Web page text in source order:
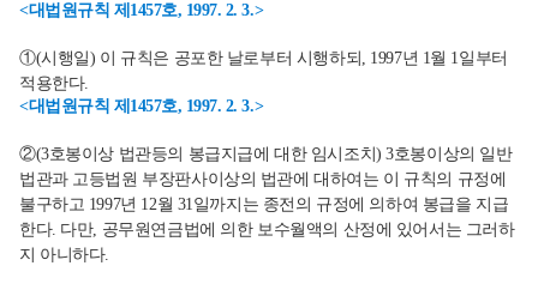
<대법원규칙 제1457호, 1997. 2. 3.>
①(시행일) 이 규칙은 공포한 날로부터 시행하되, 1997년 1월 1일부터
적용한다.
<대법원규칙 제1457호, 1997. 2. 3.>
②(3호봉이상 법관등의 봉급지급에 대한 임시조치) 3호봉이상의 일반
법관과 고등법원 부장판사이상의 법관에 대하여는 이 규칙의 규정에
불구하고 1997년 12월 31일까지는 종전의 규정에 의하여 봉급을 지급
한다. 다만, 공무원연금법에 의한 보수월액의 산정에 있어서는 그러하
지 아니하다.